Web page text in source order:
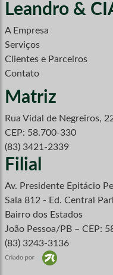
Leandro &
A Empresa
Serviços
Clientes e Parceiros
Contato
Matriz
Rua Vidal de Negreiros,
CEP: 58.700-330
(83) 3421-2339
Filial
Av. Presidente Epitácio
Sala 812 - Ed. Central
Bairro dos Estados
João Pessoa/PB – CEP:
(83) 3243-3136